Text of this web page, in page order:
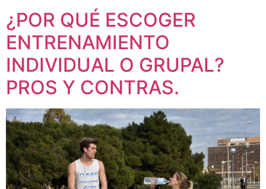
¿POR QUÉ ESCOGER
ENTRENAMIENTO
INDIVIDUAL O GRUPAL?
PROS Y CONTRAS.